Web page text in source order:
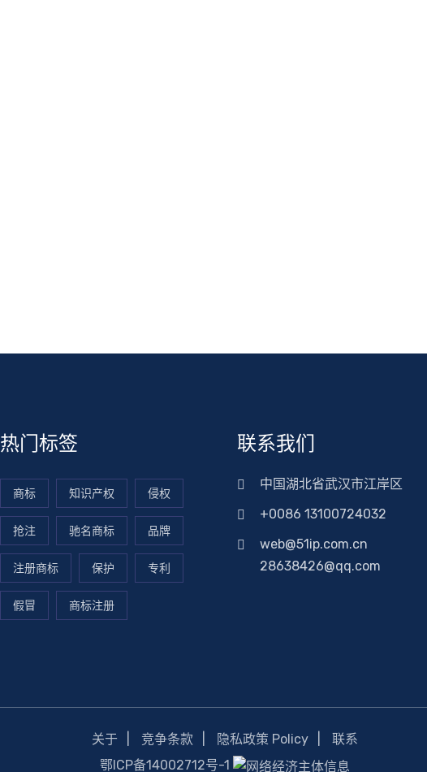
热门标签
商标 知识产权 侵权
抢注 驰名商标 品牌
注册商标 保护 专利
假冒 商标注册
联系我们
中国湖北省武汉市江岸区
+0086 13100724032
web@51ip.com.cn
28638426@qq.com
关于 竞争条款 隐私政策 Policy
联系
鄂ICP备14002712号-1